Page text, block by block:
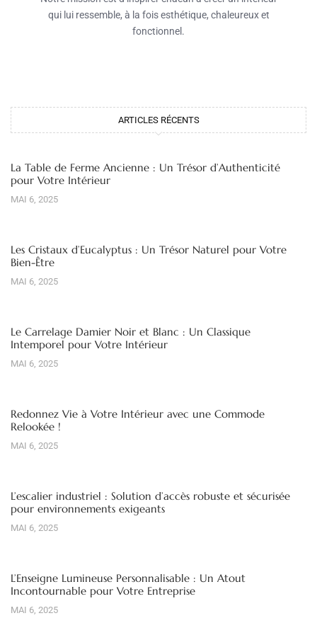
qui lui ressemble, à la fois esthétique, chaleureux et
fonctionnel.
ARTICLES RÉCENTS
La Table de Ferme Ancienne : Un Trésor d’Authenticité
pour Votre Intérieur
MAI 6, 2025
Les Cristaux d’Eucalyptus : Un Trésor Naturel pour Votre
Bien-Être
MAI 6, 2025
Le Carrelage Damier Noir et Blanc : Un Classique
Intemporel pour Votre Intérieur
MAI 6, 2025
Redonnez Vie à Votre Intérieur avec une Commode
Relookée !
MAI 6, 2025
L’escalier industriel : Solution d’accès robuste et sécurisée
pour environnements exigeants
MAI 6, 2025
L’Enseigne Lumineuse Personnalisable : Un Atout
Incontournable pour Votre Entreprise
MAI 6, 2025